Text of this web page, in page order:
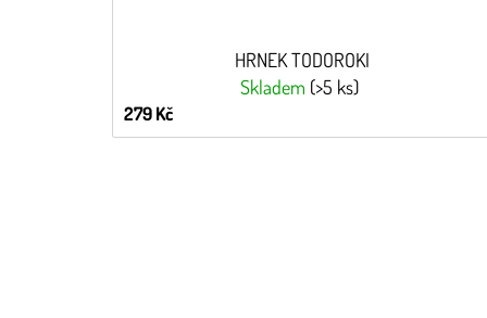
HRNEK TODOROKI
Skladem (>5 ks)
279 Kč